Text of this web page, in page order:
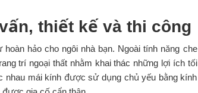
thiết kế và thi công
hảo cho ngôi nhà bạn. Ngoài tính năng che
trí ngoại thất nhằm khai thác những lợi ích tối
nhau mái kính được sử dụng chủ yếu bằng kính